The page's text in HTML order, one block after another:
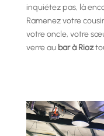
inquiétez pas, là
Ramenez votre
votre oncle, votre
verre au bar à Rioz